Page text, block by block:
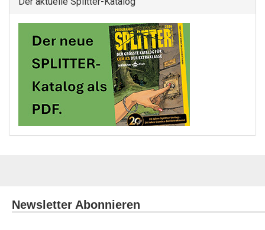
Newsletter Abonnieren